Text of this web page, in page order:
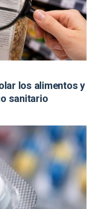
los alimentos y
sanitario